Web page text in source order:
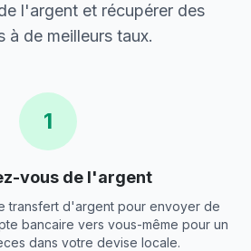
l'argent et récupérer des
à de meilleurs taux.
1
vous de l'argent
transfert d'argent pour envoyer de
bancaire vers vous-même pour un
dans votre devise locale.